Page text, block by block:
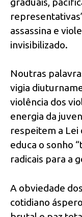
assassina e
invisibilizado.
Noutras
vigia
violência dos
energia da
respeitem a Lei
educa o sonho
radicais para a
A obviedade
cotidiano